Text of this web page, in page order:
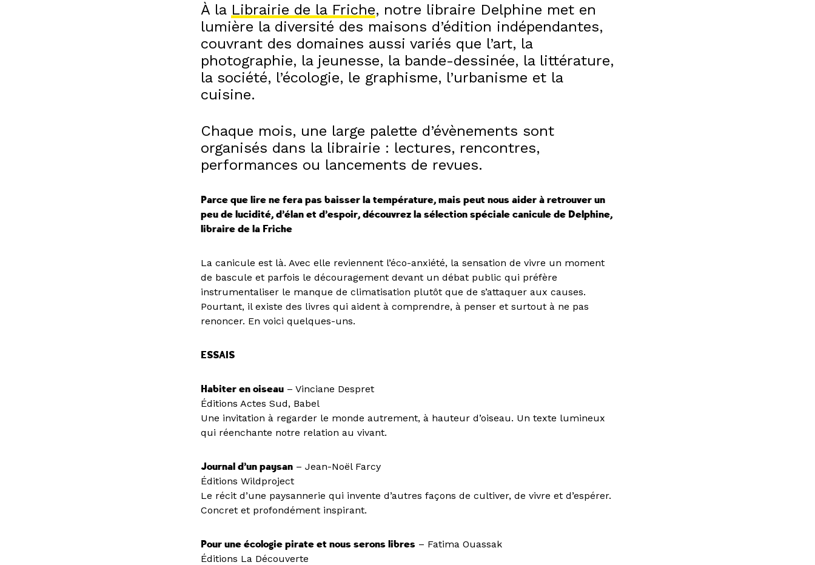
À la Librairie de la Friche, notre libraire Delphine met en
lumière la diversité des maisons d’édition indépendantes,
couvrant des domaines aussi variés que l’art, la
photographie, la jeunesse, la bande-dessinée, la littérature,
la société, l’écologie, le graphisme, l’urbanisme et la
cuisine.
Chaque mois, une large palette d’évènements sont
organisés dans la librairie : lectures, rencontres,
performances ou lancements de revues.
Parce que lire ne fera pas baisser la température, mais peut nous aider à retrouver un
peu de lucidité, d’élan et d’espoir, découvrez la sélection spéciale canicule de Delphine,
libraire de la Friche
La canicule est là. Avec elle reviennent l’éco-anxiété, la sensation de vivre un moment
de bascule et parfois le découragement devant un débat public qui préfère
instrumentaliser le manque de climatisation plutôt que de s’attaquer aux causes.
Pourtant, il existe des livres qui aident à comprendre, à penser et surtout à ne pas
renoncer. En voici quelques-uns.
ESSAIS
Habiter en oiseau – Vinciane Despret
Éditions Actes Sud, Babel
Une invitation à regarder le monde autrement, à hauteur d’oiseau. Un texte lumineux
qui réenchante notre relation au vivant.
Journal d’un paysan – Jean-Noël Farcy
Éditions Wildproject
Le récit d’une paysannerie qui invente d’autres façons de cultiver, de vivre et d’espérer.
Concret et profondément inspirant.
Pour une écologie pirate et nous serons libres – Fatima Ouassak
Éditions La Découverte